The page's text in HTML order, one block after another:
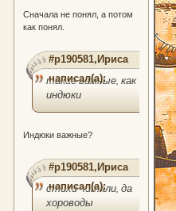
Сначала не понял, а потом
как понял.
#p190581,Ириса
написал(а):
такие важные, как
индюки
Индюки важные?
#p190581,Ириса
написал(а):
стихи читали, да
хороводы